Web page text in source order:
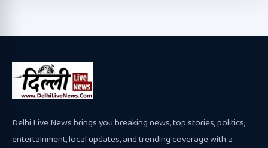
Delhi Live News brings you breaking news, top stories, politics,
entertainment, local updates, and trending coverage with a